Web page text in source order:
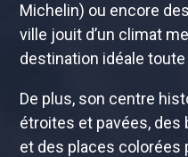
Michelin) ou encore
ville jouit d’un climat
destination idéale toute
De plus, son centre
étroites et pavées, des
et des places colorées